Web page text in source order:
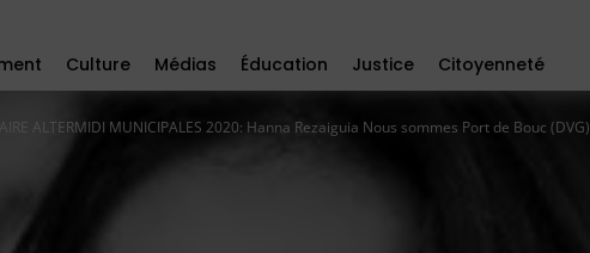
Culture Médias Éducation Justice Citoyenneté
ALTERMIDI MUNICIPALES 2020: Hanna Rezaiguia Nous sommes Port de Bouc (DVG)